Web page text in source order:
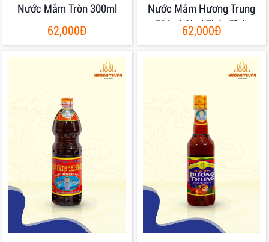
Nước Mắm Tròn 300ml
62,000Đ
Nước Mắm Hương Trung
500ml Chai Thủy Tinh
62,000Đ